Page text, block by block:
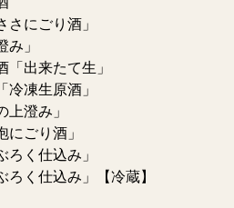
さにごり酒」
み」
「出来たて生」
冷凍生原酒」
上澄み」
にごり酒」
ろく仕込み」
ろく仕込み」【冷蔵】